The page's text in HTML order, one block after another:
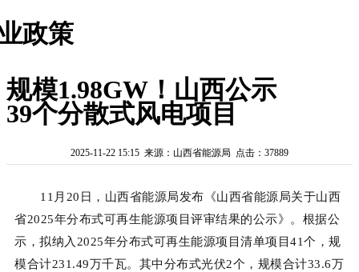
政策
规模1.98GW！山西公示
39个分散式风电项目
2025-11-22 15:15 来源：山西省能源局 点击：37889
11月20日，山西省能源局发布《山西省能源局关于山西
省2025年分布式可再生能源项目评审结果的公示》。根据公
示，拟纳入2025年分布式可再生能源项目清单项目41个，规
模合计231.49万千瓦。其中分布式光伏2个，规模合计33.6万